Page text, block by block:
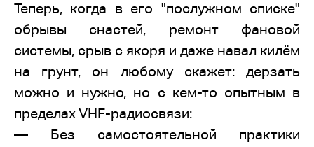
Теперь, когда в его "послужном списке"
обрывы снастей, ремонт фановой
системы, срыв с якоря и даже навал килём
на грунт, он любому скажет: дерзать
можно и нужно, но с кем-то опытным в
пределах VHF-радиосвязи:
— Без самостоятельной практики